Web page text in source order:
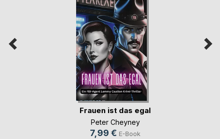
Frauen ist das egal
Peter Cheyney
7,99 € E-Book